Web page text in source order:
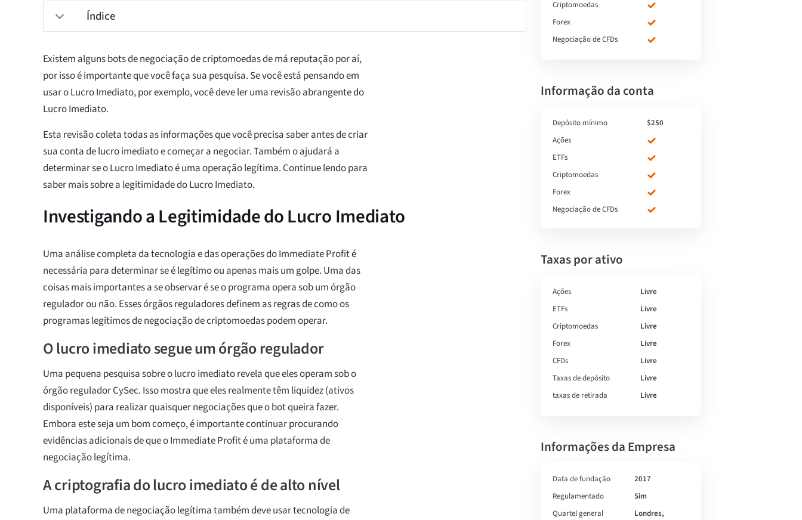
Índice
Existem alguns bots de negociação de criptomoedas de má reputação por aí,
por isso é importante que você faça sua pesquisa. Se você está pensando em
usar o Lucro Imediato, por exemplo, você deve ler uma revisão abrangente do
Lucro Imediato.
Esta revisão coleta todas as informações que você precisa saber antes de criar
sua conta de lucro imediato e começar a negociar. Também o ajudará a
determinar se o Lucro Imediato é uma operação legítima. Continue lendo para
saber mais sobre a legitimidade do Lucro Imediato.
Investigando a Legitimidade do Lucro Imediato
Uma análise completa da tecnologia e das operações do Immediate Profit é
necessária para determinar se é legítimo ou apenas mais um golpe. Uma das
coisas mais importantes a se observar é se o programa opera sob um órgão
regulador ou não. Esses órgãos reguladores definem as regras de como os
programas legítimos de negociação de criptomoedas podem operar.
O lucro imediato segue um órgão regulador
Uma pequena pesquisa sobre o lucro imediato revela que eles operam sob o
órgão regulador CySec. Isso mostra que eles realmente têm liquidez (ativos
disponíveis) para realizar quaisquer negociações que o bot queira fazer.
Embora este seja um bom começo, é importante continuar procurando
evidências adicionais de que o Immediate Profit é uma plataforma de
negociação legítima.
A criptografia do lucro imediato é de alto nível
Uma plataforma de negociação legítima também deve usar tecnologia de
Criptomoedas
Forex
Negociação de CFDs
Informação da conta
Depósito mínimo
$250
Ações
ETFs
Criptomoedas
Forex
Negociação de CFDs
Taxas por ativo
Ações
Livre
ETFs
Livre
Criptomoedas
Livre
Forex
Livre
CFDs
Livre
Taxas de depósito
Livre
taxas de retirada
Livre
Informações da Empresa
Data de fundação
2017
Regulamentado
Sim
Quartel general
Londres,